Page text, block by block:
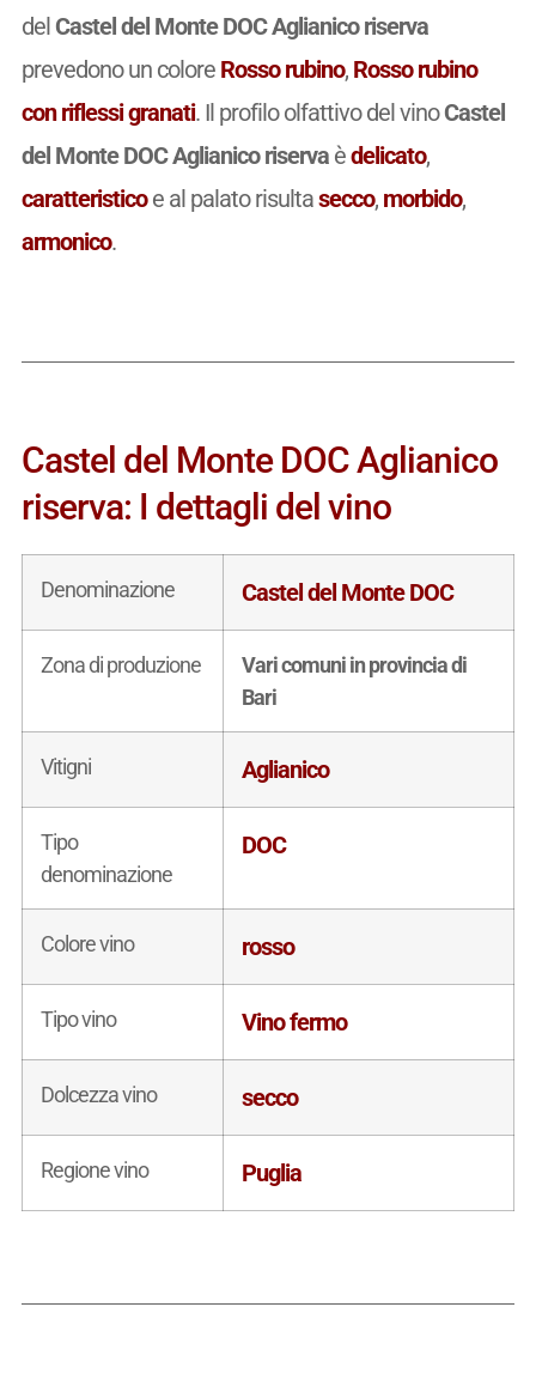
delCastel del Monte DOC Aglianico riserva
prevedono un colore Rosso rubino, Rosso rubino
con riflessi granati. Il profilo olfattivo del vinoCastel
del Monte DOC Aglianico riservaèdelicato,
caratteristicoe al palato risultasecco, morbido,
armonico.
Castel del Monte DOC Aglianico
riserva: I dettagli del vino
Denominazione Castel del Monte DOC
Zona di produzione
Vari comuni in provincia di
Bari
Vitigni Aglianico
Tipo
denominazione
DOC
Colore vino rosso
Tipo vino Vino fermo
Dolcezza vino secco
Regione vino Puglia